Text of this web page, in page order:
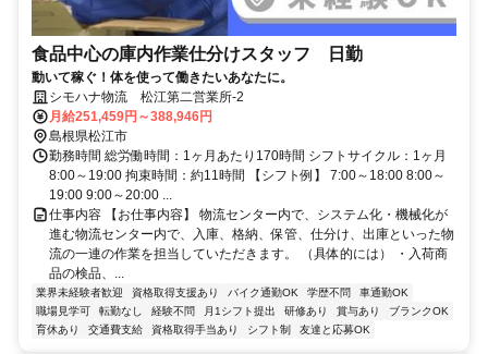
食品中心の庫内作業仕分けスタッフ 日勤
動いて稼ぐ！体を使って働きたいあなたに。
シモハナ物流 松江第二営業所-2
月給251,459円～388,946円
島根県松江市
勤務時間 総労働時間：1ヶ月あたり170時間 シフトサイクル：1ヶ月
8:00～19:00 拘束時間：約11時間 【シフト例】 7:00～18:00 8:00～
19:00 9:00～20:00 ...
仕事内容 【お仕事内容】 物流センター内で、システム化・機械化が
進む物流センター内で、入庫、格納、保管、仕分け、出庫といった物
流の一連の作業を担当していただきます。 （具体的には） ・入荷商
品の検品、...
業界未経験者歓迎 資格取得支援あり バイク通勤OK 学歴不問
車通勤OK
職場見学可
転勤なし 経験不問 月1シフト提出 研修あり 賞与あり
ブランクOK
育休あり
交通費支給 資格取得手当あり シフト制 友達と応募OK